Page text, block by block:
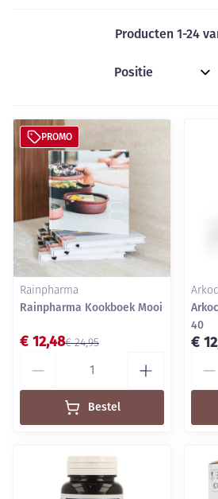
Producten 1-24
Sorteer op:
PROMO
Rainpharma
Rainpharma Kookboek Mooi
€ 24,95
€ 12,48
Bestel
40
€